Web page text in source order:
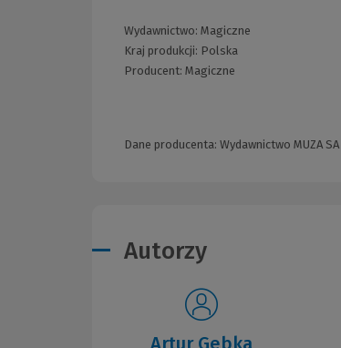
Wydawnictwo: Magiczne
Kraj produkcji: Polska
Producent: Magiczne
Dane producenta: Wydawnictwo MUZA
Autorzy
Artur Gębka